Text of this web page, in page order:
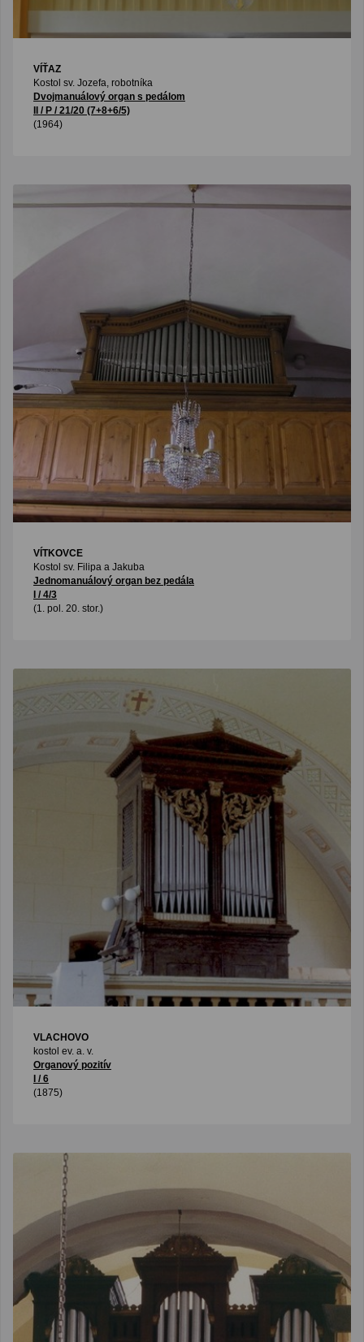
VÍŤAZ
Kostol sv. Jozefa, robotníka
Dvojmanuálový organ s pedálom
II / P / 21/20 (7+8+6/5)
(1964)
VÍTKOVCE
Kostol sv. Filipa a Jakuba
Jednomanuálový organ bez pedála
I / 4/3
(1. pol. 20. stor.)
VLACHOVO
kostol ev. a. v.
Organový pozitív
I / 6
(1875)